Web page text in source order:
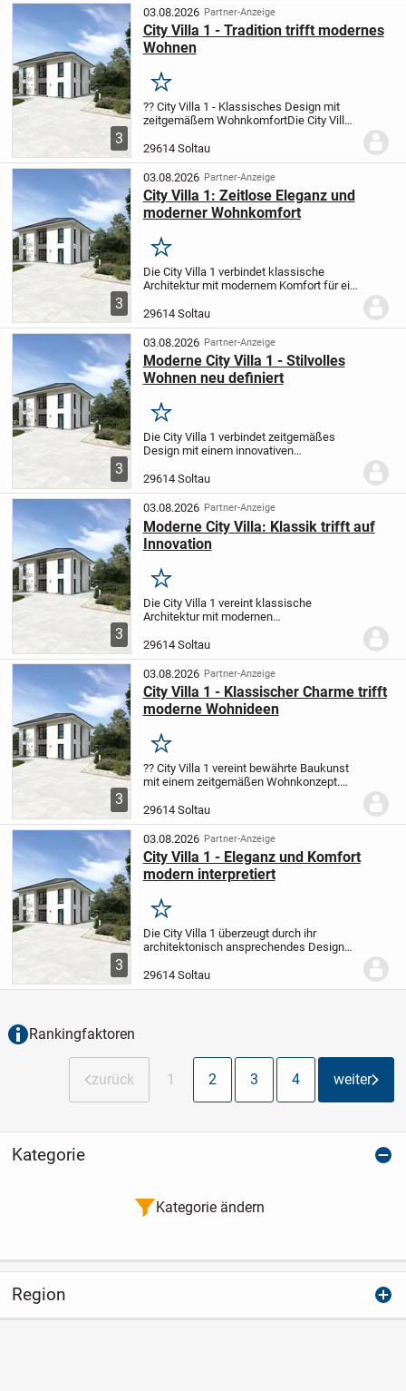
Treffen...
3
03.08.2026 Partner-Anzeige
City Villa 1 - Tradition trifft modernes
Wohnen
Merken
?? City Villa 1 - Klassisches Design mit
zeitgemäßem WohnkomfortDie City Villa
modernen Wohnideen. Im großzügigen
Wohn- und Essbereich genießen Sie...
29614 Soltau
3
03.08.2026 Partner-Anzeige
City Villa 1: Zeitlose Eleganz und
moderner Wohnkomfort
Merken
Die City Villa 1 verbindet klassische
Architektur mit modernem Komfort für ein
gestaltete Wohn- und Essbereich bietet
Ihnen den perfekten Rahmen für
entspannte...
29614 Soltau
3
03.08.2026 Partner-Anzeige
Moderne City Villa 1 - Stilvolles
Wohnen neu definiert
Merken
Die City Villa 1 verbindet zeitgemäßes
Design mit einem innovativen
Wünsche offen. Der große, offene Wohn-
und Essbereich bietet viel Platz für
gesellige Momente -...
29614 Soltau
3
03.08.2026 Partner-Anzeige
Moderne City Villa: Klassik trifft auf
Innovation
Merken
Die City Villa 1 vereint klassische
Architektur mit modernen
gestalteten Wohn- und Essbereich
schaffen Sie einen Treffpunkt für
entspannte Abende mit Ihren Liebsten
oder...
29614 Soltau
3
03.08.2026 Partner-Anzeige
City Villa 1 - Klassischer Charme trifft
moderne Wohnideen
Merken
?? City Villa 1 vereint bewährte Baukunst
mit einem zeitgemäßen Wohnkonzept.
lädt dazu ein, gemeinsam mit Ihrer
Familie oder Freunden schöne Stunden zu
verbringen....
29614 Soltau
3
03.08.2026 Partner-Anzeige
City Villa 1 - Eleganz und Komfort
modern interpretiert
Merken
Die City Villa 1 überzeugt durch ihr
architektonisch ansprechendes Design
Komfort großschreibt. Der großzügige und
helle Wohn- und Essbereich schafft
29614 Soltau
Rankingfaktoren
zurück 1 2 3 4 weiter
Kategorie
Kategorie ändern
Region